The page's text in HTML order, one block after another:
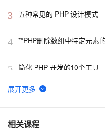
3 五种常见的 PHP 设计模式
4 **PHP删除数组中特定元素
5 简化 PHP 开发的10个工具
6 PHP5中定义对象的字符串值
7 PHP 接口
相关课程